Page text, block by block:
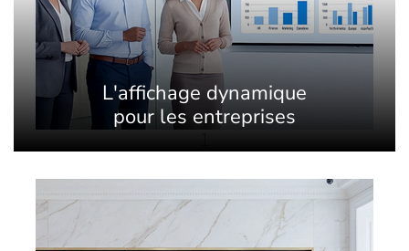
L'affichage dynamique
pour les entreprises
1